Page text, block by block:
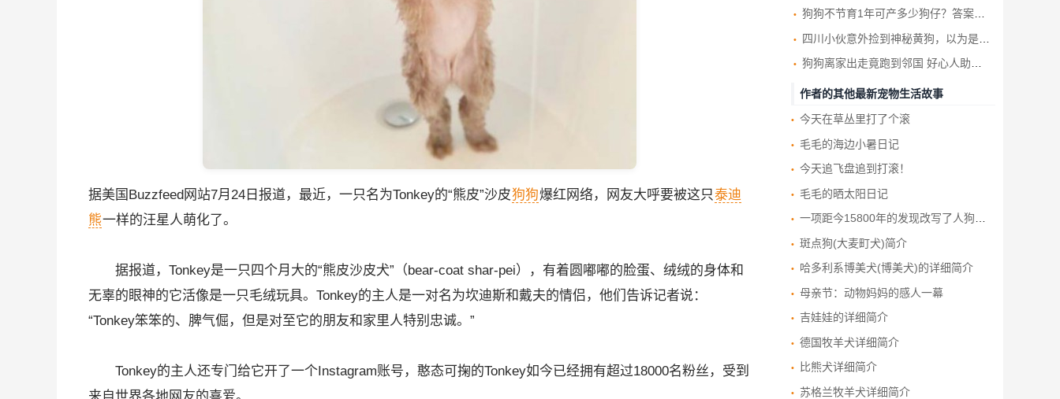
据美国Buzzfeed网站7月24日报道，最近，一只名为Tonkey的“熊皮”沙皮狗狗爆红网络，网友大呼要被这只泰迪
熊一样的汪星人萌化了。
据报道，Tonkey是一只四个月大的“熊皮沙皮犬”（bear-coat shar-pei），有着圆嘟嘟的脸蛋、绒绒的身体和
无辜的眼神的它活像是一只毛绒玩具。Tonkey的主人是一对名为坎迪斯和戴夫的情侣，他们告诉记者说：
“Tonkey笨笨的、脾气倔，但是对至它的朋友和家里人特别忠诚。”
Tonkey的主人还专门给它开了一个Instagram账号，憨态可掬的Tonkey如今已经拥有超过18000名粉丝，受到
狗狗不节育1年可产多少狗仔？答案让你惊掉下巴！
四川小伙意外捡到神秘黄狗，以为是走丢的流浪狗，不料身份不一般
狗狗离家出走竟跑到邻国 好心人助与饲主重逢
作者的其他最新宠物生活故事
今天在草丛里打了个滚
毛毛的海边小暑日记
今天追飞盘追到打滚！
毛毛的晒太阳日记
一项距今15800年的发现改写了人狗友谊的历史
斑点狗(大麦町犬)简介
哈多利系博美犬(博美犬)的详细简介
母亲节：动物妈妈的感人一幕
吉娃娃的详细简介
德国牧羊犬详细简介
比熊犬详细简介
苏格兰牧羊犬详细简介